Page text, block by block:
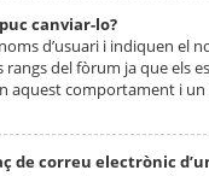
canviar-lo?
d’usuari i indiquen
del fòrum ja que els
aquest comportament i
de correu electrònic